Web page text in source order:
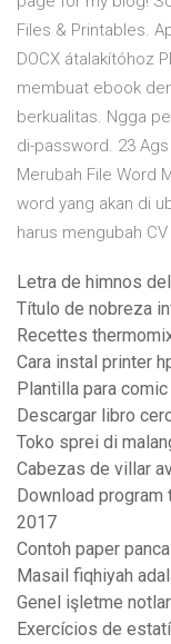
Files & Printables.
DOCX átalakítóhoz
membuat ebook
berkualitas. Ngga
di-password. 23
Merubah File Word
word yang akan di
harus mengubah
Letra de himnos
Título de nobreza
Recettes
Cara instal printer
Plantilla para
Descargar libro
Toko sprei di
Cabezas de villar
Download
2017
Contoh paper
Masail fiqhiyah
Genel işletme
Exercícios de